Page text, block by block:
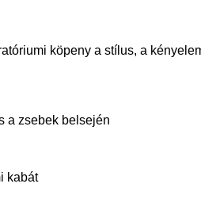
köpeny a stílus, a
a zsebek belsején
kabát